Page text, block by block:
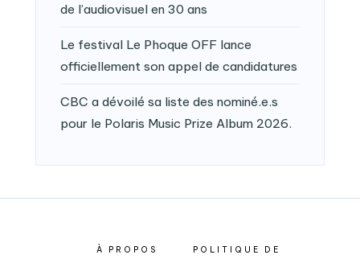
de l’audiovisuel en 30 ans
Le festival Le Phoque OFF lance
officiellement son appel de candidatures
CBC a dévoilé sa liste des nominé.e.s
pour le Polaris Music Prize Album 2026.
À PROPOS
POLITIQUE DE